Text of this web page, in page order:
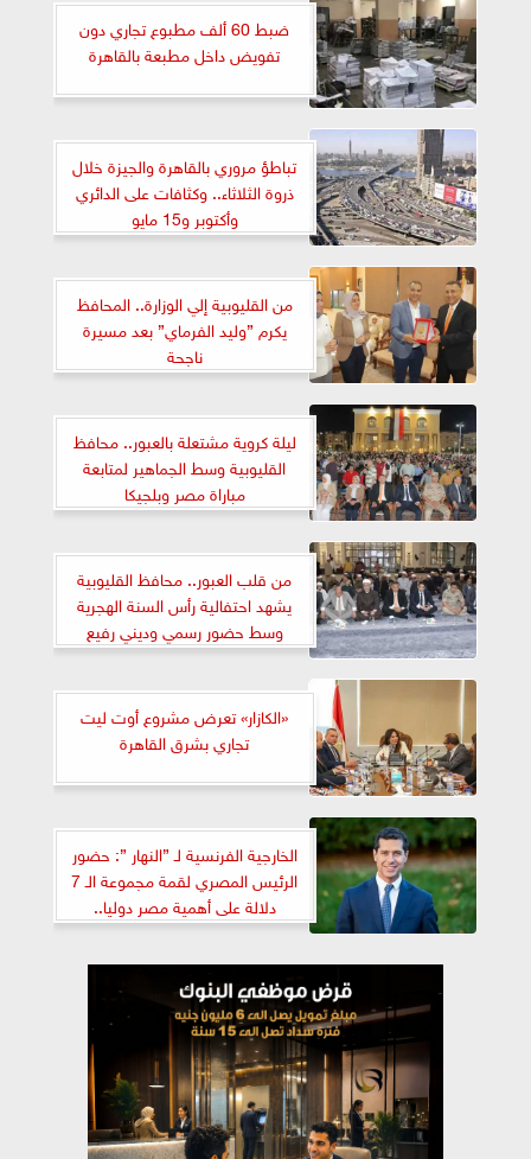
ضبط 60 ألف مطبوع تجاري دون
تفويض داخل مطبعة بالقاهرة
تباطؤ مروري بالقاهرة والجيزة خلال
ذروة الثلاثاء.. وكثافات على الدائري
وأكتوبر و15 مايو
من القليوبية إلي الوزارة.. المحافظ
يكرم ”وليد الفرماي” بعد مسيرة
ناجحة
ليلة كروية مشتعلة بالعبور.. محافظ
القليوبية وسط الجماهير لمتابعة
مباراة مصر وبلجيكا
من قلب العبور.. محافظ القليوبية
يشهد احتفالية رأس السنة الهجرية
وسط حضور رسمي وديني رفيع
«الكازار» تعرض مشروع أوت ليت
تجاري بشرق القاهرة
الخارجية الفرنسية لـ ”النهار ”: حضور
الرئيس المصري لقمة مجموعة الـ 7
دلالة على أهمية مصر دوليا..
والعلاقات بين باريس والقاهرة في